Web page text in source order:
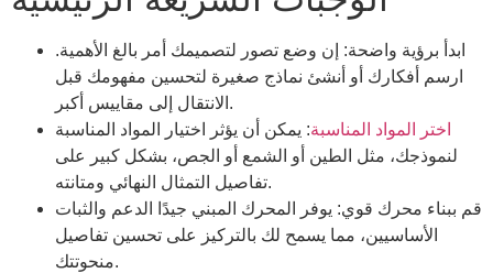
ابدأ برؤية واضحة: إن وضع تصور لتصميمك أمر بالغ الأهمية.
ارسم أفكارك أو أنشئ نماذج صغيرة لتحسين مفهومك قبل
الانتقال إلى مقاييس أكبر.
اختر المواد المناسبة: يمكن أن يؤثر اختيار المواد المناسبة
لنموذجك، مثل الطين أو الشمع أو الجص، بشكل كبير على
تفاصيل التمثال النهائي ومتانته.
قم ببناء محرك قوي: يوفر المحرك المبني جيدًا الدعم والثبات
الأساسيين، مما يسمح لك بالتركيز على تحسين تفاصيل
منحوتتك.